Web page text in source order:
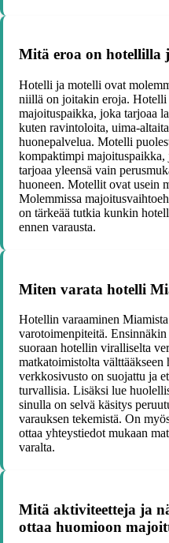
Mitä eroa on hotellilla
Hotelli ja motelli ovat
niillä on joitakin eroja. Hotelli
majoituspaikka, joka tarjoaa
kuten ravintoloita, uima-
huonepalvelua. Motelli
kompaktimpi majoituspaikka,
tarjoaa yleensä vain
huoneen. Motellit ovat usein
Molemmissa
on tärkeää tutkia kunkin
ennen varausta.
Miten varata hotelli
Hotellin varaaminen
varotoimenpiteitä.
suoraan hotellin viralliselta
matkatoimistolta välttääkseen
verkkosivusto on suojattu ja
turvallisia. Lisäksi lue
sinulla on selvä käsitys
varauksen tekemistä. On
ottaa yhteystiedot mukaan
varalta.
Mitä aktiviteetteja ja
ottaa huomioon